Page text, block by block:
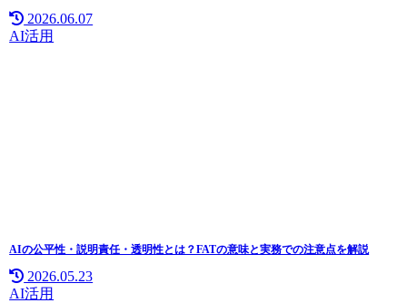
2026.06.07
AI活用
AIの公平性・説明責任・透明性とは？FATの意味と実務での注意点を解説
2026.05.23
AI活用